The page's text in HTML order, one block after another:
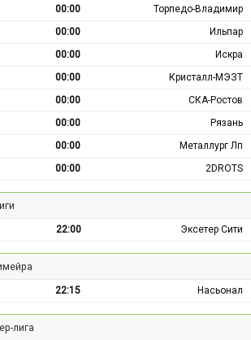
00:00
Торпедо-Владимир
00:00
Ильпар
00:00
Искра
00:00
Кристалл-МЭЗТ
00:00
СКА-Ростов
00:00
Рязань
00:00
Металлург Лп
00:00 2DROTS
22:00 Эксетер Сити
22:15 Насьонал
лига